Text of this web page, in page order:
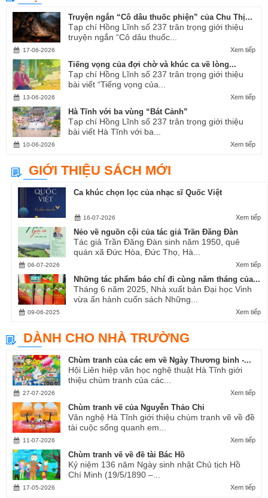
Truyện ngắn “Cô dâu thuốc phiện” của Chu Thị...
Tạp chí Hồng Lĩnh số 237 trân trọng giới thiệu
truyện ngắn “Cô dâu thuốc...
Xem tiếp
17-06-2026
Tiếng vọng của đợi chờ và khúc ca về lòng...
Tạp chí Hồng Lĩnh số 237 trân trọng giới thiệu
bài viết “Tiếng vọng của...
Xem tiếp
13-06-2026
Hà Tĩnh với ba vùng “Bát Cảnh”
Tạp chí Hồng Lĩnh số 237 trân trọng giới thiệu
bài viết Hà Tĩnh với ba...
Xem tiếp
10-06-2026
GIỚI THIỆU SÁCH MỚI
Ca khúc chọn lọc của nhạc sĩ Quốc Việt
Xem tiếp
16-07-2026
Nẻo về nguồn cội của tác giả Trần Đăng Đàn
Tác giả Trần Đăng Đàn sinh năm 1950, quê
quán xã Đức Hòa, Đức Thọ, Hà...
Xem tiếp
06-07-2026
Những tác phẩm báo chí đi cùng năm tháng của...
Tháng 6 năm 2025, Nhà xuất bản Đại học Vinh
vừa ấn hành cuốn sách Những...
Xem tiếp
09-06-2025
DÀNH CHO NHÀ TRƯỜNG
Chùm tranh của các em về Ngày Thương binh -...
Hội Liên hiệp văn học nghệ thuật Hà Tĩnh giới
thiệu chùm tranh của các...
Xem tiếp
27-07-2026
Chùm tranh vẽ của Nguyễn Thảo Chi
Văn nghệ Hà Tĩnh giới thiệu chùm tranh vẽ về đề
tài cuộc sống quanh em...
Xem tiếp
11-07-2026
Chùm tranh vẽ về đề tài Bác Hồ
Kỷ niệm 136 năm Ngày sinh nhật Chủ tịch Hồ
Chí Minh (19/5/1890 –...
Xem tiếp
17-05-2026